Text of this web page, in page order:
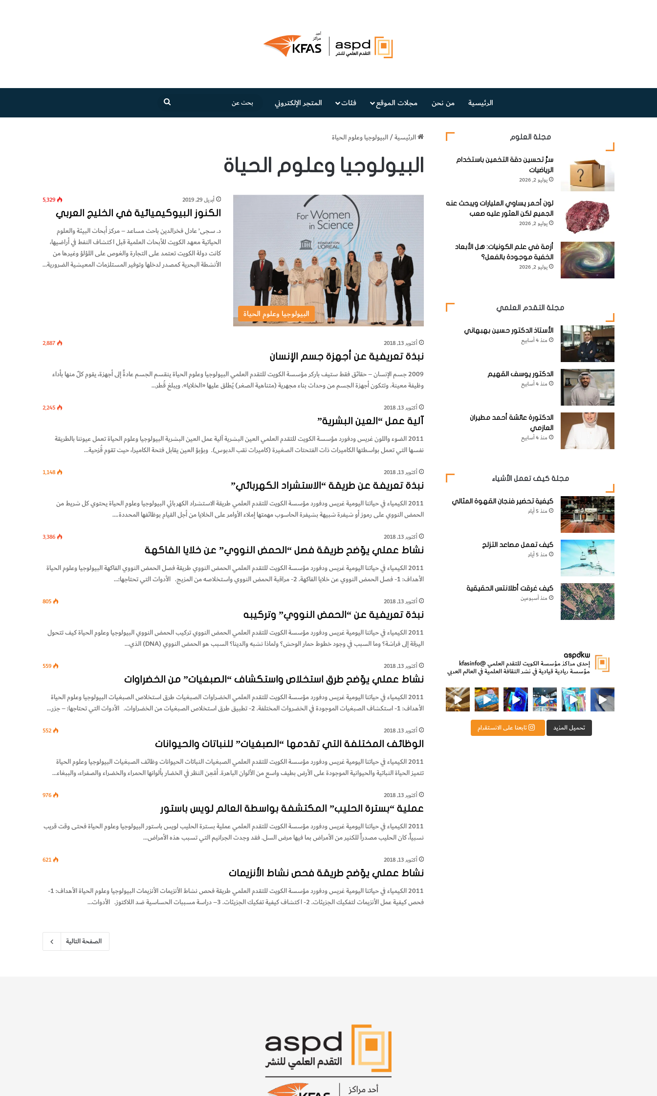
الرئيسية من نحن مجلات الموقع فئات المتجر الإلكتروني
عن
الرئيسية/البيولوجيا وعلوم الحياة
البيولوجيا وعلوم الحياة
البيولوجيا وعلوم الحياة
أبريل 29, 2019 5٬329
الكنوز البيوكيميائية في الخليج العربي
د. سجى’ عادل فخرالدين باحث مساعد – مركز أبحاث البيئة والعلوم
الحياتية معهد الكويت للأبحاث العلمية قبل اكتشاف النفط في أراضيها،
كانت دولة الكويت تعتمد على التجارة والغوص على اللؤلؤ وغيرها من
الأنشطة البحرية كمصدر لدخلها وتوفير المستلزمات المعيشية الضرورية…
أكتوبر 13, 2018 2٬887
نبذة تعريفية عن أجهزة جسم الإنسان
2009 جسم الإنسان – حقائق فقط ستيف باركر مؤسسة الكويت للتقدم العلمي البيولوجيا وعلوم الحياة ينقسم الجسم عادةً إلى أجهزة، يقوم كلٌ منها بأداء
وظيفة معينة. وتتكون أجهزة الجسم من وحدات بناء مجهرية (متناهية الصغر) يُطلق عليها «الخلايا». ويبلغ قُطر…
أكتوبر 13, 2018 2٬245
آلية عمل “العين البشرية”
2011 الضوء واللون غريس ودفورد مؤسسة الكويت للتقدم العلمي العين البشرية آلية عمل العين البشرية البيولوجيا وعلوم الحياة تعمل عيوننا بالطريقة
نفسها التي تعمل بواسطتها الكاميرات ذات الفتحتات الصغيرة (كاميرات ثقب الدبوس). وبؤبؤ العين يقابل فتحة الكاميرا، حيث تقوم قُزحية…
أكتوبر 13, 2018 1٬148
نبذة تعريفة عن طريقة “الاستشراد الكهربائي”
2011 الكيمياء في حياتنا اليومية غريس ودفورد مؤسسة الكويت للتقدم العلمي طريقة الاستشراد الكهربائي البيولوجيا وعلوم الحياة يحتوي كل شريط من
الحمض النووي على رموز أو شيفرة شبيهة بشيفرة الحاسوب مهمتها إملاء الأوامر على الخلايا من أجل القيام بوظائفها المحددة.…
أكتوبر 13, 2018 3٬386
نشاط عملي يوّضح طريقة فصل “الحمض النووي” عن خلايا الفاكهة
2011 الكيمياء في حياتنا اليومية غريس ودفورد مؤسسة الكويت للتقدم العلمي الحمض النووي طريقة فصل الحمض النووي الفاكهة البيولوجيا وعلوم الحياة
الأهداف: 1- فصل الحمض النووي عن خلايا الفاكهة. 2- مراقبة الحمض النووي واستخلاصه من المزيج. الأدوات التي تحتاجها:…
أكتوبر 13, 2018 805
نبذة تعريفية عن “الحمض النووي” وتركيبه
2011 الكيمياء في حياتنا اليومية غريس ودفورد مؤسسة الكويت للتقدم العلمي الحمض النووي تركيب الحمض النووي البيولوجيا وعلوم الحياة كيف تتحول
اليرقة إلى فراشة؟ وما السبب في وجود خطوط حمار الوحش؟ ولماذا نشبه والدينا؟ السبب هو الحمض النووي (DNA) الذي…
أكتوبر 13, 2018 559
نشاط عملي يوّضح طرق استخلاص واستكشاف “الصبغيات” من الخضراوات
2011 الكيمياء في حياتنا اليومية غريس ودفورد مؤسسة الكويت للتقدم العلمي الخضراوات الصبغيات طرق استخلاص الصبغيات البيولوجيا وعلوم الحياة
الأهداف: 1- استكشاف الصبغيات الموجودة في الخضروات المختلفة. 2- تطبيق طرق استخلاص الصبغيات من الخضراوات. الأدوات التي تحتاجها: – جزر…
أكتوبر 13, 2018 552
الوظائف المختلفة التي تقدمها “الصبغيات” للنباتات والحيوانات
2011 الكيمياء في حياتنا اليومية غريس ودفورد مؤسسة الكويت للتقدم العلمي الصبغيات النباتات الحيوانات وظائف الصبغيات البيولوجيا وعلوم الحياة
تتميز الحياة النباتية والحيوانية الموجودة على الأرض بطيف واسع من الألوان الباهرة. أمْعِن النظر في الخضار بألوانها الحمراء والخضراء والصفراء، والببغاء…
أكتوبر 13, 2018 976
عملية “بسترة الحليب” المكتشفة بواسطة العالم لويس باستور
2011 الكيمياء في حياتنا اليومية غريس ودفورد مؤسسة الكويت للتقدم العلمي عملية بسترة الحليب لويس باستور البيولوجيا وعلوم الحياة فحتى وقت قريب
نسبياً، كان الحليب مصدراً للكثير من الأمراض بما فيها مرض السل. فقد وجدت الجراثيم التي تسبب هذه الأمراض…
أكتوبر 13, 2018 621
نشاط عملي يوّضح طريقة فحص نشاط الأنزيمات
2011 الكيمياء في حياتنا اليومية غريس ودفورد مؤسسة الكويت للتقدم العلمي طريقة فحص نشاط الأنزيمات الأنزيمات البيولوجيا وعلوم الحياة الأهداف: 1-
فحص كيفية عمل الأنزيمات لتفكيك الجزيئات. 2- اكتشاف كيفية تفكيك الجزيئات. 3– دراسة مسببات الحساسية ضد اللاكتوز. الأدوات…
الصفحة التالية
مجلة العلوم
سرُّ تحسين دقة التخمين باستخدام
الرياضيات
يوليو 2, 2026
لون أحمر يساوي المليارات ويبحث عنه
الجميع لكن العثور عليه صعب
يوليو 2, 2026
أزمة في علم الكونيات: هل الأبعاد
الخفية موجودة بالفعل؟
يوليو 2, 2026
مجلة التقدم العلمي
الأستاذ الدكتور حسين بهبهاني
منذ 4 أسابيع
الدكتور يوسف القهيم
منذ 4 أسابيع
الدكتورة عائشة أحمد مطيران
العازمي
منذ 4 أسابيع
مجلة كيف تعمل الأشياء
كيفية تحضير فنجان القهوة المثالي
منذ 5 أيام
كيف تعمل مصاعد التزلج
منذ 5 أيام
كيف غرقت أطلانتس الحقيقية
منذ أسبوعين
aspdkw
إحدى مراكز مؤسسة الكويت للتقدم العلمي@kfasinfo
مؤسسة ريادية قيادية في نشر الثقافة العلمية في العالم العربي
ووزير الدولة لشؤون الش
من الأعماق نكتشف ومن الكتب نتعلّم⁨ رجعنا! ما كنّا بعيد! مجهزين لكم كل جديد!⁩
تحميل المزيد تابعنا على الانستقرام